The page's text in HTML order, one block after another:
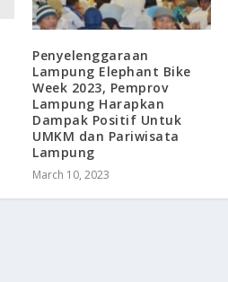
Penyelenggaraan
Lampung Elephant Bike
Week 2023, Pemprov
Lampung Harapkan
Dampak Positif Untuk
UMKM dan Pariwisata
Lampung
March 10, 2023